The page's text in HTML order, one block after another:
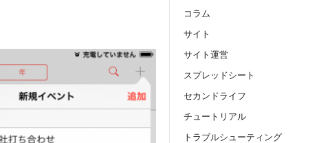
コラム
サイト
サイト運営
スプレッドシート
セカンドライフ
チュートリアル
トラブルシューティング